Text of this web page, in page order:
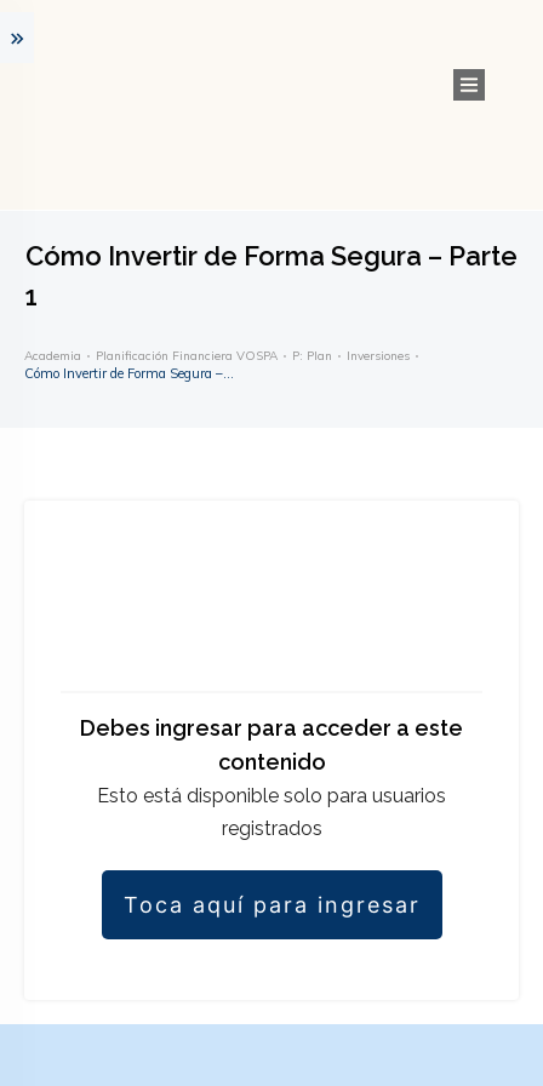
Cómo Invertir de Forma Segura – Parte
1
Academia Planificación Financiera VOSPA P: Plan Inversiones
Cómo Invertir de Forma Segura – Parte 1
Debes ingresar para acceder a este
contenido
Esto está disponible solo para usuarios
registrados
Toca aquí para ingresar